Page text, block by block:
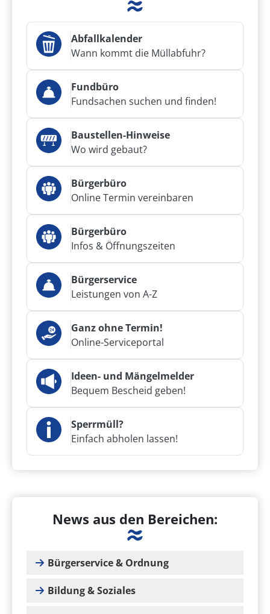
Abfallkalender
Wann kommt die Müllabfuhr?
Fundbüro
Fundsachen suchen und finden!
Baustellen-Hinweise
Wo wird gebaut?
Bürgerbüro
Online Termin vereinbaren
Bürgerbüro
Infos & Öffnungszeiten
Bürgerservice
Leistungen von A-Z
Ganz ohne Termin!
Online-Serviceportal
Ideen- und Mängelmelder
Bequem Bescheid geben!
Sperrmüll?
Einfach abholen lassen!
News aus den Bereichen:
Bürgerservice & Ordnung
Bildung & Soziales